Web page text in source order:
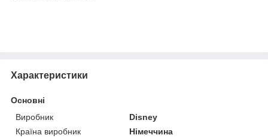
Характеристики
Основні
Виробник
Disney
Країна виробник
Німеччина